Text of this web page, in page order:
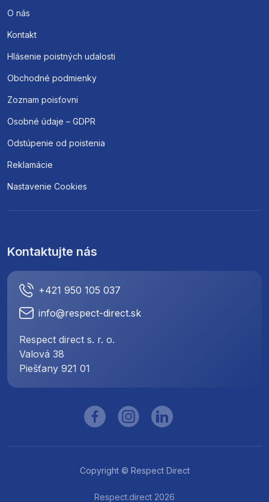
O nás
Kontakt
Hlásenie poistných udalosti
Obchodné podmienky
Zoznam poisťovni
Osobné údaje – GDPR
Odstúpenie od poistenia
Reklamácie
Nastavenie Cookies
Kontaktujte nás
+421 950 105 037
info@respect-direct.sk
Respect direct s. r. o.
Valová 38
Piešťany 921 01
Copyright © Respect Direct
Respect.direct 2026